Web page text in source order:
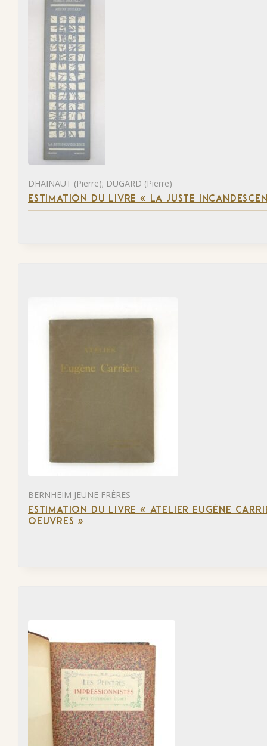
DHAINAUT (Pierre); DUGARD (Pierre)
ESTIMATION DU LIVRE « LA JUSTE
BERNHEIM JEUNE FRÈRES
ESTIMATION DU LIVRE « ATELIER EUGÈNE
OEUVRES »